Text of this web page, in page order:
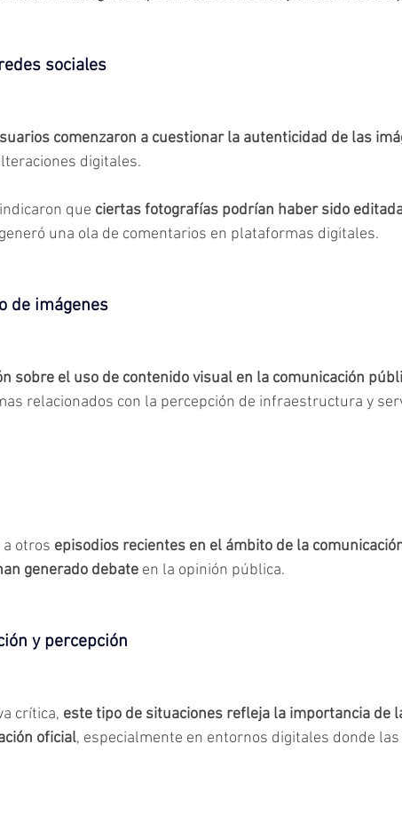
sociales
comenzaron a cuestionar la autenticidad de las
digitales.
que ciertas fotografías podrían haber sido
una ola de comentarios en plataformas digitales.
de imágenes
sobre el uso de contenido visual en la comunicación
relacionados con la percepción de infraestructura y
otros episodios recientes en el ámbito de la
generado debate en la opinión pública.
y percepción
crítica, este tipo de situaciones refleja la importancia de
oficial, especialmente en entornos digitales donde